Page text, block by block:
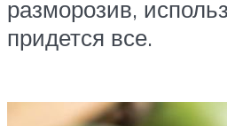
разморозив,
придется все.